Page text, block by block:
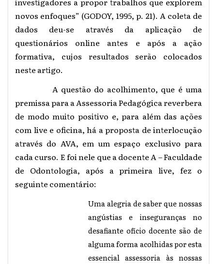
novos enfoques” (GODOY, 1995, p. 21). A coleta de
dados deu-se através da aplicação de
questionários online antes e após a ação
formativa, cujos resultados serão colocados
neste artigo.
A questão do acolhimento, que é uma
premissa para a Assessoria Pedagógica reverbera
de modo muito positivo e, para além das ações
com live e oficina, há a proposta de interlocução
através do AVA, em um espaço exclusivo para
cada curso. E foi nele que a docente A – Faculdade
de Odontologia, após a primeira live, fez o
seguinte comentário:
Uma alegria de saber que nossas
angústias e inseguranças no
desafiante ofício docente são de
alguma forma acolhidas por esta
essencial assessoria às nossas